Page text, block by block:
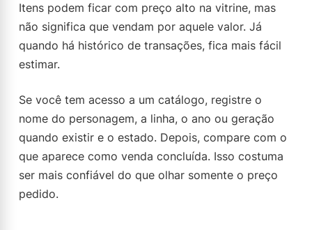
Itens podem ficar com preço alto na vitrine, mas
não significa que vendam por aquele valor. Já
quando há histórico de transações, fica mais fácil
estimar.
Se você tem acesso a um catálogo, registre o
nome do personagem, a linha, o ano ou geração
quando existir e o estado. Depois, compare com o
que aparece como venda concluída. Isso costuma
ser mais confiável do que olhar somente o preço
pedido.